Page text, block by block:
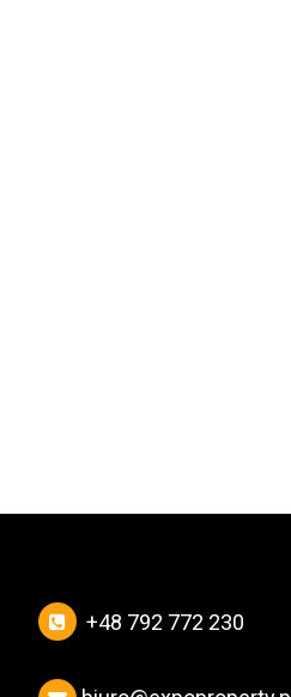
+48 792 772 230